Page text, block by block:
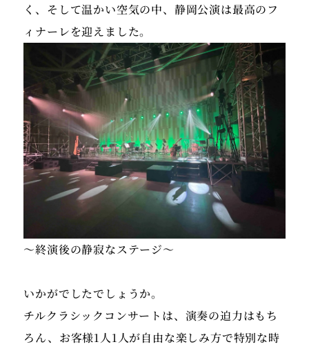
く、そして温かい空気の中、静岡公演は最高のフ
〜終演後の静寂なステージ〜
いかがでしたでしょうか。
チルクラシックコンサートは、演奏の迫力はもち
ろん、お客様1人1人が自由な楽しみ方で特別な時